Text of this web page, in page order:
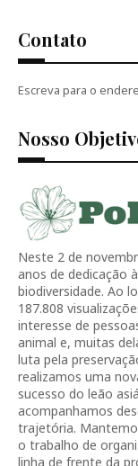
Contato
Escreva para o
Nosso
Neste 2 de
anos de dedicação
biodiversidade. Ao
187.808
interesse de
animal e, muitas
luta pela
realizamos uma
sucesso do leão
acompanhamos
trajetória.
o trabalho de
linha de frente da